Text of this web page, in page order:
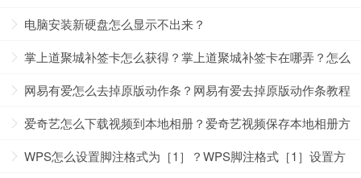
4、然后找到下方的“默认浏览器防护”，将其小方框取消
方法
电脑安装新硬盘怎么显示不出来？
掌上道聚城补签卡怎么获得？掌上道聚城补签卡在哪弄？怎么
兑换？
网易有爱怎么去掉原版动作条？网易有爱去掉原版动作条教程
爱奇艺怎么下载视频到本地相册？爱奇艺视频保存本地相册方
法
WPS怎么设置脚注格式为［1］？WPS脚注格式［1］设置方